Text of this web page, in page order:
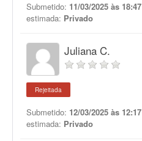
Submetido: 11/03/2025 às 18:47
estimada: Privado
Juliana C.
Rejeitada
Submetido: 12/03/2025 às 12:17
estimada: Privado